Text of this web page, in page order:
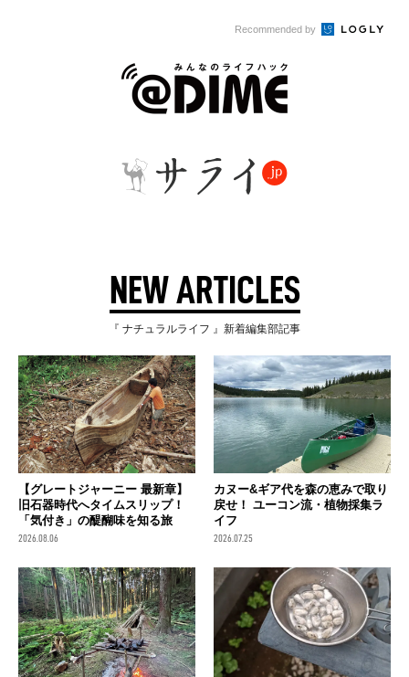
Recommended by
NEW ARTICLES
『 ナチュラルライフ 』新着編集部記事
【グレートジャーニー 最新章】
旧石器時代へタイムスリップ！
「気付き」の醍醐味を知る旅
2026.08.06
カヌー&ギア代を森の恵みで取り
戻せ！ ユーコン流・植物採集ラ
イフ
2026.07.25